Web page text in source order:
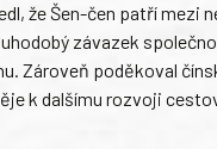
že Šen-čen patří mezi
závazek
Zároveň poděkoval
k dalšímu rozvoji